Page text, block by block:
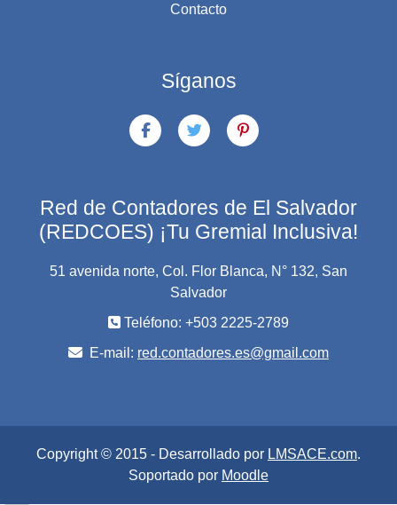
Contacto
Síganos
Red de Contadores de El Salvador
(REDCOES) ¡Tu Gremial Inclusiva!
51 avenida norte, Col. Flor Blanca, N° 132, San
Salvador
Teléfono: +503 2225-2789
E-mail: red.contadores.es@gmail.com
Copyright © 2015 - Desarrollado por LMSACE.com.
Soportado por Moodle